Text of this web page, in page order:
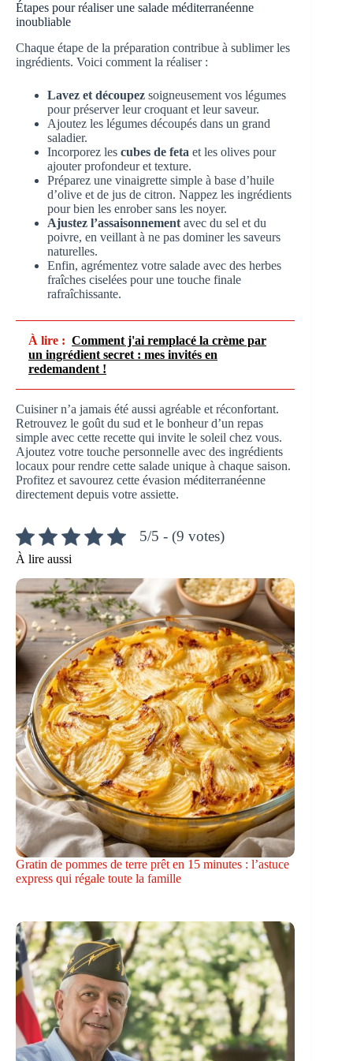
Étapes pour réaliser une salade méditerranéenne
inoubliable
Chaque étape de la préparation contribue à sublimer les
ingrédients. Voici comment la réaliser :
Lavez et découpez soigneusement vos légumes
pour préserver leur croquant et leur saveur.
Ajoutez les légumes découpés dans un grand
saladier.
Incorporez les cubes de feta et les olives pour
ajouter profondeur et texture.
Préparez une vinaigrette simple à base d’huile
d’olive et de jus de citron. Nappez les ingrédients
pour bien les enrober sans les noyer.
Ajustez l’assaisonnement avec du sel et du
poivre, en veillant à ne pas dominer les saveurs
naturelles.
Enfin, agrémentez votre salade avec des herbes
fraîches ciselées pour une touche finale
rafraîchissante.
À lire : Comment j'ai remplacé la crème par
un ingrédient secret : mes invités en
redemandent !
Cuisiner n’a jamais été aussi agréable et réconfortant.
Retrouvez le goût du sud et le bonheur d’un repas
simple avec cette recette qui invite le soleil chez vous.
Ajoutez votre touche personnelle avec des ingrédients
locaux pour rendre cette salade unique à chaque saison.
Profitez et savourez cette évasion méditerranéenne
directement depuis votre assiette.
5/5 - (9 votes)
À lire aussi
Gratin de pommes de terre prêt en 15 minutes : l’astuce
express qui régale toute la famille